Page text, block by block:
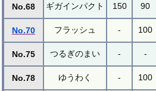
No.68 ギガインパクト 150 90
No.70 フラッシュ - 100
No.75 つるぎのまい - -
No.78 ゆうわく - 100